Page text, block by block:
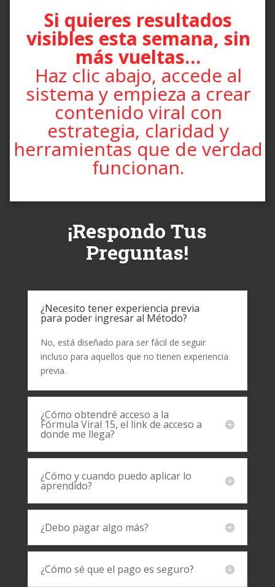
Si quieres resultados
visibles esta semana, sin
más vueltas…
Haz clic abajo, accede al
sistema y empieza a crear
contenido viral con
estrategia, claridad y
herramientas que de verdad
funcionan.
¡Respondo Tus
Preguntas!
¿Necesito tener experiencia previa
para poder ingresar al Método?
No, está diseñado para ser fácil de seguir
incluso para aquellos que no tienen experiencia
previa.
¿Cómo obtendré acceso a la
Fórmula Viral 15, el link de acceso a
donde me llega?
¿Cómo y cuando puedo aplicar lo
aprendido?
¿Debo pagar algo más?
¿Cómo sé que el pago es seguro?